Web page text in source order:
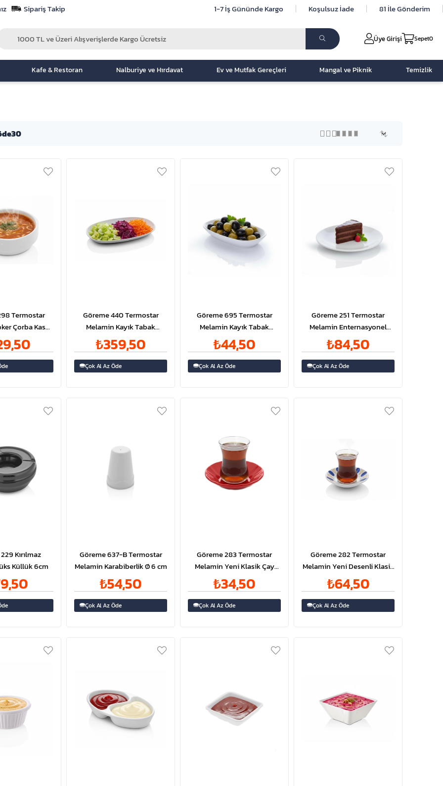
Sipariş Takip 1-7 İş Gününde Kargo Koşulsuz İade 81 İle Gönderim
Üye Girişi Sepet0
Kafe & Restoran Nalburiye ve Hırdavat Ev ve Mutfak Gereçleri Mangal ve Piknik Temizlik
Termostar
Çorba Kase
Göreme 440 Termostar
Melamin Kayık Tabak
42x24cm
₺359,50
Çok Al Az Öde
Göreme 695 Termostar
Melamin Kayık Tabak
12x7cm
₺44,50
Çok Al Az Öde
Göreme 251 Termostar
Melamin Enternasyonel
Tabak 15,5 cm
₺84,50
Çok Al Az Öde
Kırılmaz
Küllük 6cm
Göreme 637-B Termostar
Melamin Karabiberlik Ø 6 cm
₺54,50
Çok Al Az Öde
Göreme 283 Termostar
Melamin Yeni Klasik Çay
Tabak 11 cm
₺34,50
Çok Al Az Öde
Göreme 282 Termostar
Melamin Yeni Desenli Klasik
Çay Tabak Ø11 cm
₺64,50
Çok Al Az Öde